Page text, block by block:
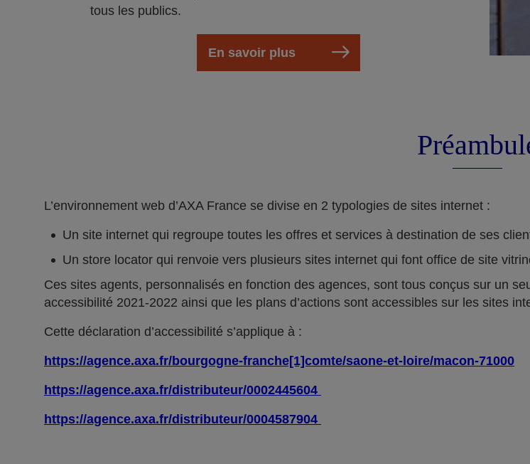
tous les publics.
En savoir plus
L’environnement web d’AXA France se divise en 2 typologies de sites internet :
Un site internet qui regroupe toutes les offres et services à destination de ses
Un store locator qui renvoie vers plusieurs sites internet qui font office de site
Ces sites agents, personnalisés en fonction des agences, sont tous conçus sur un
accessibilité 2021-2022 ainsi que les plans d’actions sont accessibles sur les sites
Cette déclaration d’accessibilité s’applique à :
https://agence.axa.fr/bourgogne-franche[1]comte/saone-et-loire/macon-71000
https://agence.axa.fr/distributeur/0002445604
https://agence.axa.fr/distributeur/0004587904